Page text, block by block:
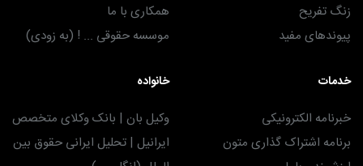
زنگ تفریح
پیوندهای مفید
همکاری با ما
موسسه حقوقی ... ! (به زودی)
خدمات
خبرنامه الکترونیکی
برنامه اشتراک گذاری متون
خانواده
وکیل بان | بانک وکلای متخصص
ایرانیل | تحلیل ایرانی حقوق بین